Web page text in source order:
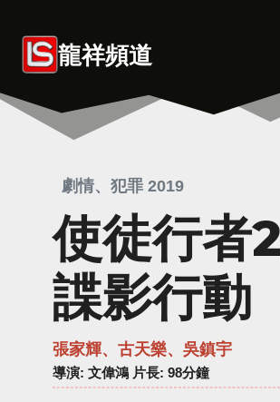
content 龍祥頻道
劇情、犯罪 2019
使徒行者
諜影行動
張家輝、古天樂、吳鎮宇
導演: 文偉鴻 片長: 98分鐘